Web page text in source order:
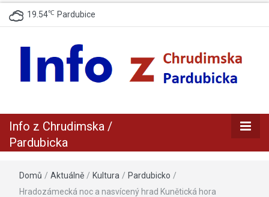
19.54℃ Pardubice
Info z
Pardubicka
Info z Chrudimska /
Pardubicka
Domů / Aktuálně / Kultura / Pardubicko /
Hradozámecká noc a nasvícený hrad Kunětická hora